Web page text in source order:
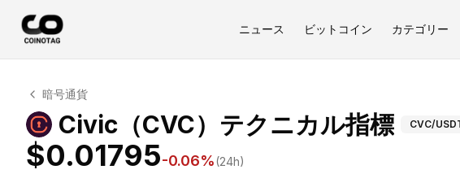
ニュース ビットコイン カテゴリー
Civic テクニカル分析
Civic 現在 $0.01795 で取引されています. RSI指標は 37.68 です 中立
暗号通貨
Civic（CVC）テクニカル指標Civic
CVC/
$0.01795-0.06%(24h)